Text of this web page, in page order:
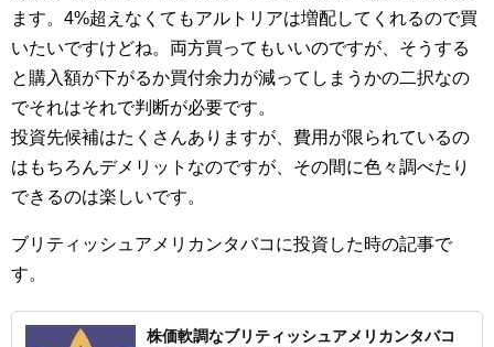
ます。4%超えなくてもアルトリアは増配してくれるので買
いたいですけどね。両方買ってもいいのですが、そうする
と購入額が下がるか買付余力が減ってしまうかの二択なの
でそれはそれで判断が必要です。
投資先候補はたくさんありますが、費用が限られているの
はもちろんデメリットなのですが、その間に色々調べたり
できるのは楽しいです。
ブリティッシュアメリカンタバコに投資した時の記事で
す。
株価軟調なブリティッシュアメリカンタバコ